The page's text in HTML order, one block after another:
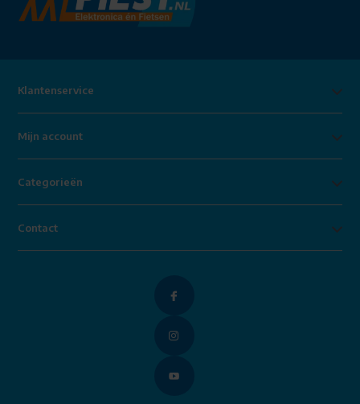
Klantenservice
Mijn account
Categorieën
Contact